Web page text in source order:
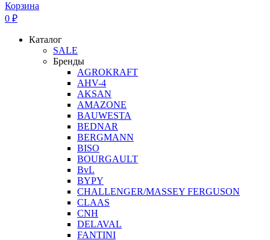
Корзина
0 ₽
Каталог
SALE
Бренды
AGROKRAFT
AHV-4
AKSAN
AMAZONE
BAUWESTA
BEDNAR
BERGMANN
BISO
BOURGAULT
BvL
BYPY
CHALLENGER/MASSEY FERGUSON
CLAAS
CNH
DELAVAL
FANTINI